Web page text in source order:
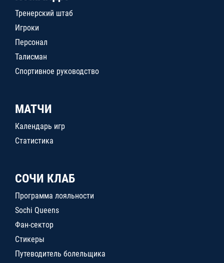
Тренерский штаб
Игроки
Персонал
Талисман
Спортивное руководство
МАТЧИ
Календарь игр
Статистика
СОЧИ КЛАБ
Программа лояльности
Sochi Queens
Фан-сектор
Стикеры
Путеводитель болельщика